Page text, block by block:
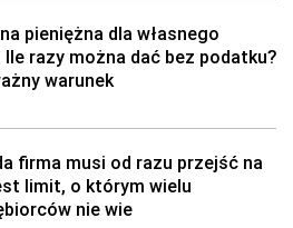
pieniężna dla własnego
Ile razy można dać bez podatku?
warunek
firma musi od razu przejść na
limit, o którym wielu
nie wie